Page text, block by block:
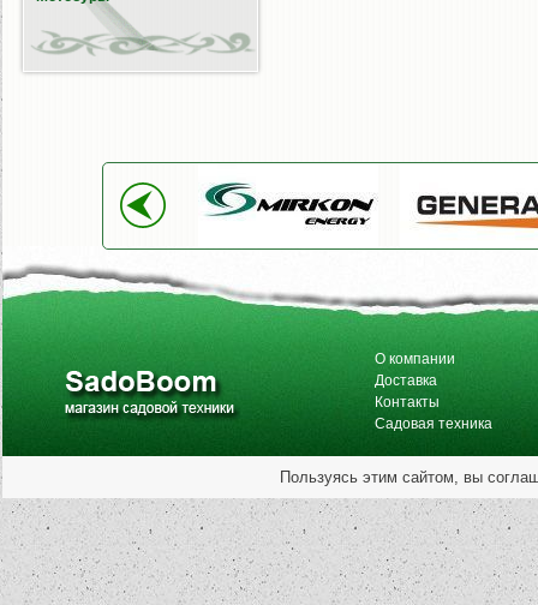
О компании
Доставка
Контакты
Садовая техника
Пользуясь этим сайтом, вы